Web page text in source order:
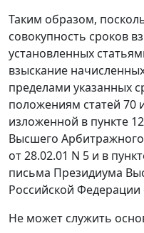
Таким образом,
совокупность сроков
установленных
взыскание
пределами указанных
положениям статей 70
изложенной в пункте 12
Высшего
от 28.02.01 N 5 и в
письма Президиума
Российской Федерации
Не может служить